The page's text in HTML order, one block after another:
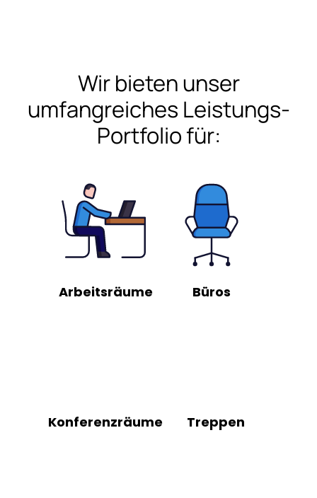
Wir bieten unser
umfangreiches Leistungs-
Portfolio für:
Arbeitsräume Büros
Konferenzräume Treppen